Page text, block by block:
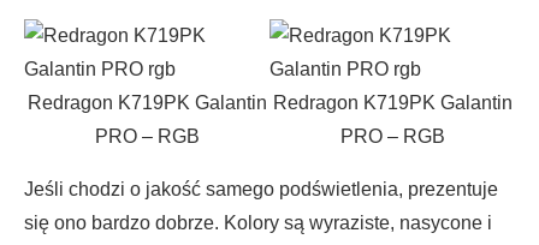
Redragon K719PK Galantin
PRO – RGB
Redragon K719PK Galantin
PRO – RGB
Jeśli chodzi o jakość samego podświetlenia, prezentuje
się ono bardzo dobrze. Kolory są wyraziste, nasycone i